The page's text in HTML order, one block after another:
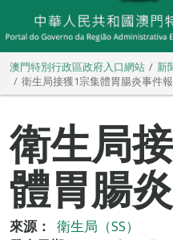
澳門特別行政區政府入口網站
新
衛生局接獲1宗集體胃腸炎事件
衛生局
體胃腸
來源：
衛生局（SS）